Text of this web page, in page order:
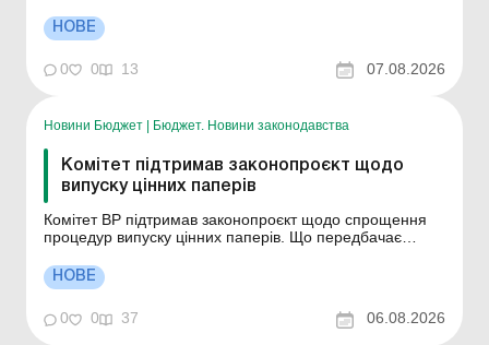
законопроєкт (№ 15454) щодо удосконалення
механізмів надання та реалізації права на
користування надрами шляхом проведення аукціонів
(електронних торгів) та на...
НОВЕ
0 0 13 07.08.2026
Новини Бюджет Бюджет. Новини законодавства
Комітет підтримав законопроєкт щодо
випуску цінних паперів
Комітет ВР підтримав законопроєкт щодо спрощення
процедур випуску цінних паперів. Що передбачає
– різниці Чинне законодавство передбачає 13 етапів,
численні погодження, подання документів до
регулятора, реєстрацію звіту про результати емісії...
НОВЕ
0 0 37 06.08.2026